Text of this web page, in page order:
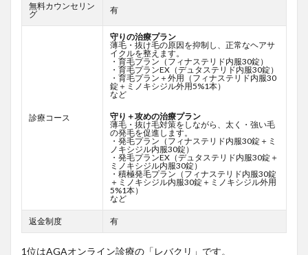
無料カウンセリン
グ
有
診療コース
守りの治療プラン
薄毛・抜け毛の原因を抑制し、正常なヘアサ
イクルを整えます。
・育毛プラン（フィナステリド内服30錠）
・育毛プランEX（デュタステリド内服30錠）
・育毛プラン＋外用（フィナステリド内服30
錠＋ミノキシジル外用5%1本）
など
守り＋攻めの治療プラン
薄毛・抜け毛対策をしながら、太く・強い毛
の発毛を促進します。
・発毛プラン（フィナステリド内服30錠＋ミ
ノキシジル内服30錠）
・発毛プランEX（デュタステリド内服30錠＋
ミノキシジル内服30錠）
・積極発毛プラン（フィナステリド内服30錠
＋ミノキシジル内服30錠＋ミノキシジル外用
5%1本）
など
返金制度 有
1位はAGAオンライン診療の「レバクリ」です。